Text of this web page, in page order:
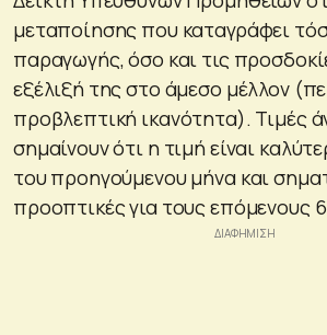
μεταποίησης που καταγράφει
παραγωγής, όσο και τις
εξέλιξή της στο άμεσο μέλλον
προβλεπτική ικανότητα). Τιμές
σημαίνουν ότι η τιμή είναι
του προηγούμενου μήνα και
προοπτικές για τους επόμενους